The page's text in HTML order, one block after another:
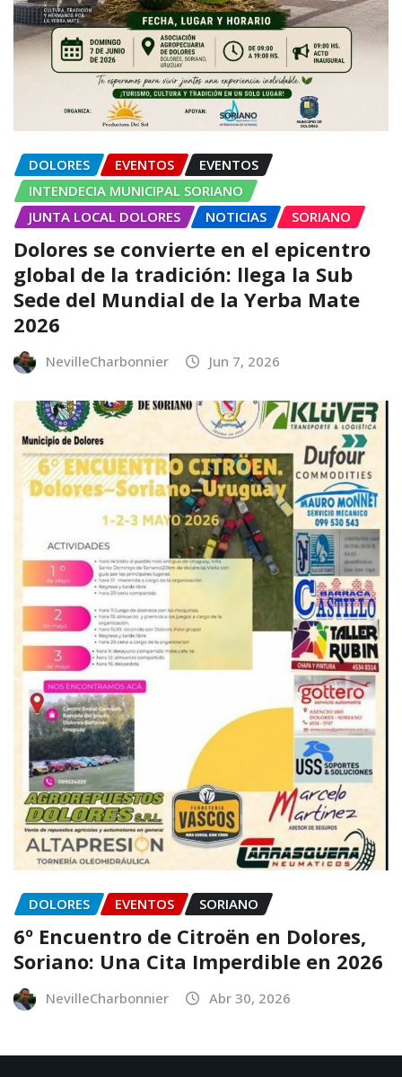
DOLORES EVENTOS
EVENTOS
INTENDECIA MUNICIPAL SORIANO
JUNTA LOCAL DOLORES
NOTICIAS SORIANO
Dolores se convierte en el epicentro
global de la tradición: llega la Sub
Sede del Mundial de la Yerba Mate
2026
NevilleCharbonnier Jun 7, 2026
DOLORES EVENTOS SORIANO
6º Encuentro de Citroën en Dolores,
Soriano: Una Cita Imperdible en 2026
NevilleCharbonnier Abr 30, 2026